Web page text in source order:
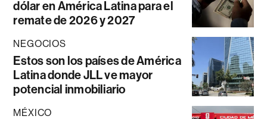
dólar en América Latina para el
remate de 2026 y 2027
NEGOCIOS
Estos son los países de América
Latina donde JLL ve mayor
potencial inmobiliario
MÉXICO